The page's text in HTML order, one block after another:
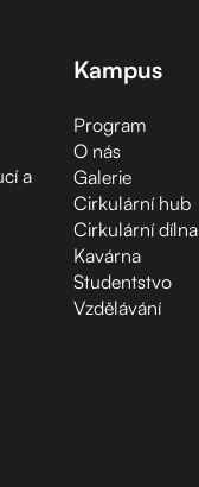
a
Kampus
Program
O nás
Galerie
Cirkulární hub
Cirkulární dílna
Kavárna
Studentstvo
Vzdělávání